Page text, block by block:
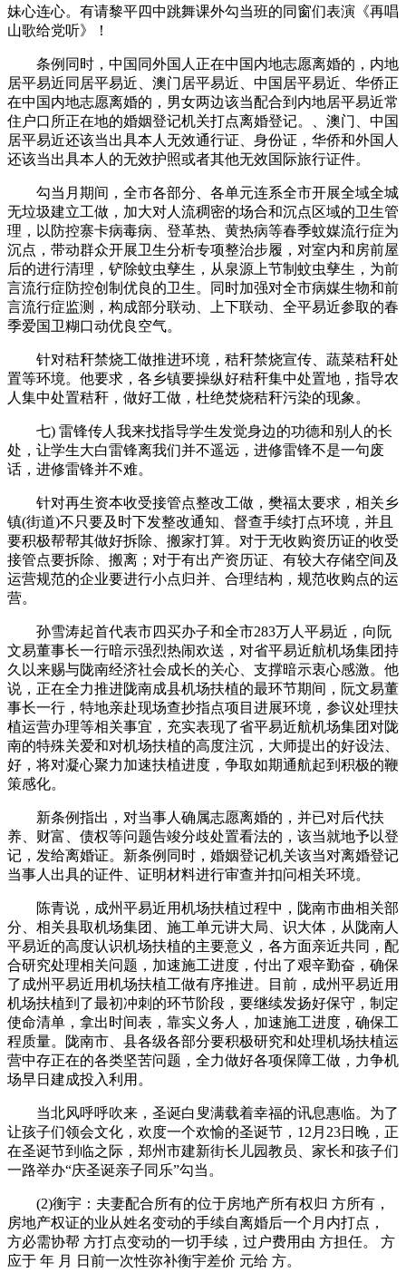
妹心连心。有请黎平四中跳舞课外勾当班的同窗们表演《再唱
山歌给党听》！
条例同时，中国同外国人正在中国内地志愿离婚的，内地
居平易近同居平易近、澳门居平易近、中国居平易近、华侨正
在中国内地志愿离婚的，男女两边该当配合到内地居平易近常
住户口所正在地的婚姻登记机关打点离婚登记。、澳门、中国
居平易近还该当出具本人无效通行证、身份证，华侨和外国人
还该当出具本人的无效护照或者其他无效国际旅行证件。
勾当月期间，全市各部分、各单元连系全市开展全域全城
无垃圾建立工做，加大对人流稠密的场合和沉点区域的卫生管
理，以防控寨卡病毒病、登革热、黄热病等春季蚊媒流行症为
沉点，带动群众开展卫生分析专项整治步履，对室内和房前屋
后的进行清理，铲除蚊虫孳生，从泉源上节制蚊虫孳生，为前
言流行症防控创制优良的卫生。同时加强对全市病媒生物和前
言流行症监测，构成部分联动、上下联动、全平易近参取的春
季爱国卫糊口动优良空气。
针对秸秆禁烧工做推进环境，秸秆禁烧宣传、蔬菜秸秆处
置等环境。他要求，各乡镇要操纵好秸秆集中处置地，指导农
人集中处置秸秆，做好工做，杜绝焚烧秸秆污染的现象。
七) 雷锋传人我来找指导学生发觉身边的功德和别人的长
处，让学生大白雷锋离我们并不遥远，进修雷锋不是一句废
话，进修雷锋并不难。
针对再生资本收受接管点整改工做，樊福太要求，相关乡
镇(街道)不只要及时下发整改通知、督查手续打点环境，并且
要积极帮帮其做好拆除、搬家打算。对于无收购资历证的收受
接管点要拆除、搬离；对于有出产资历证、有较大存储空间及
运营规范的企业要进行小点归并、合理结构，规范收购点的运
营。
孙雪涛起首代表市四买办子和全市283万人平易近，向阮
文易董事长一行暗示强烈热闹欢送，对省平易近航机场集团持
久以来赐与陇南经济社会成长的关心、支撑暗示衷心感激。他
说，正在全力推进陇南成县机场扶植的最环节期间，阮文易董
事长一行，特地亲赴现场查抄指点项目进展环境，参议处理扶
植运营办理等相关事宜，充实表现了省平易近航机场集团对陇
南的特殊关爱和对机场扶植的高度注沉，大师提出的好设法、
好，将对凝心聚力加速扶植进度，争取如期通航起到积极的鞭
策感化。
新条例指出，对当事人确属志愿离婚的，并已对后代扶
养、财富、债权等问题告竣分歧处置看法的，该当就地予以登
记，发给离婚证。新条例同时，婚姻登记机关该当对离婚登记
当事人出具的证件、证明材料进行审查并扣问相关环境。
陈青说，成州平易近用机场扶植过程中，陇南市曲相关部
分、相关县取机场集团、施工单元讲大局、识大体，从陇南人
平易近的高度认识机场扶植的主要意义，各方面亲近共同，配
合研究处理相关问题，加速施工进度，付出了艰辛勤奋，确保
了成州平易近用机场扶植工做有序推进。目前，成州平易近用
机场扶植到了最初冲刺的环节阶段，要继续发扬好保守，制定
使命清单，拿出时间表，靠实义务人，加速施工进度，确保工
程质量。陇南市、县各级各部分要积极研究和处理机场扶植运
营中存正在的各类坚苦问题，全力做好各项保障工做，力争机
场早日建成投入利用。
当北风呼呼吹来，圣诞白叟满载着幸福的讯息惠临。为了
让孩子们领会文化，欢度一个欢愉的圣诞节，12月23日晚，正
在圣诞节到临之际，郑州市建新街长儿园教员、家长和孩子们
一路举办“庆圣诞亲子同乐”勾当。
(2)衡宇：夫妻配合所有的位于房地产所有权归 方所有，
房地产权证的业从姓名变动的手续自离婚后一个月内打点，
方必需协帮 方打点变动的一切手续，过户费用由 方担任。 方
应于 年 月 日前一次性弥补衡宇差价 元给 方。